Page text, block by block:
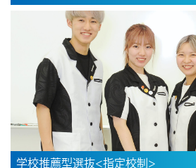
学校推薦型選抜<指定校制>